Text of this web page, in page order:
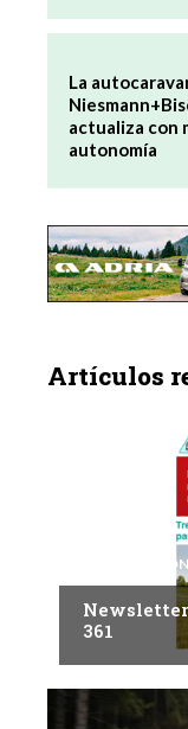
La
actualiza con
autonomía
Artículos
Newsletter
361